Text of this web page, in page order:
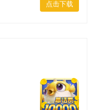
点击下载